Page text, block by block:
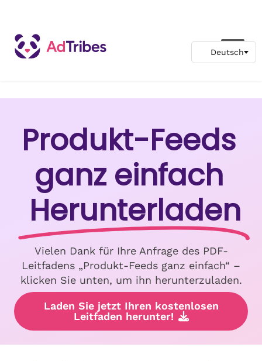
Produkt-Feeds
ganz einfach
Herunterladen
Vielen Dank für Ihre Anfrage des PDF-
Leitfadens „Produkt-Feeds ganz einfach“ –
klicken Sie unten, um ihn herunterzuladen.
Laden Sie jetzt Ihren kostenlosen
Leitfaden herunter!